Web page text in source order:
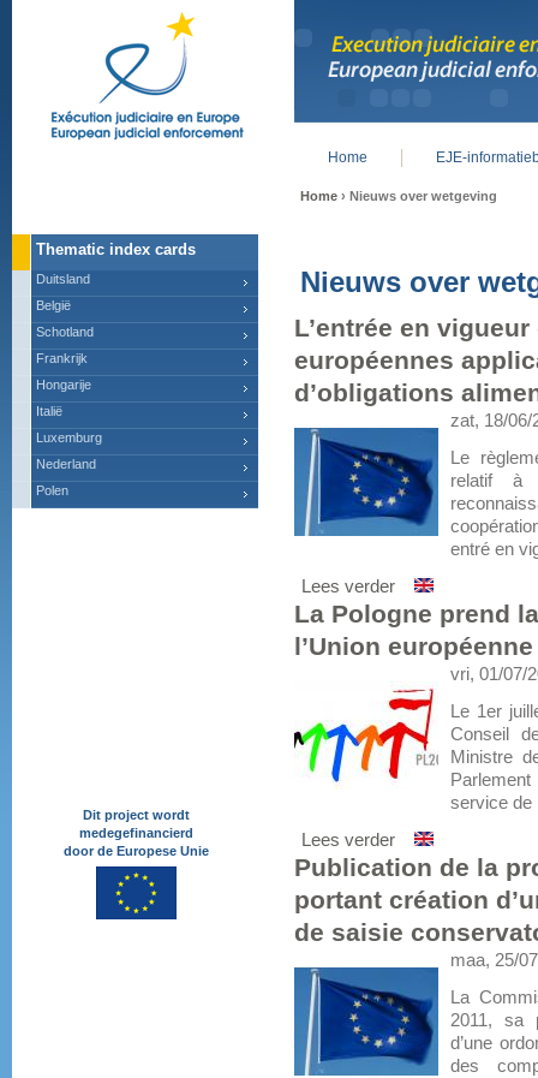
Home › Nieuws over wetgeving
Nieuws over
L’entrée en
européennes
d’obligations
zat, 18/06/
Le
relatif à
entré en
Lees verder
La Pologne prend
l’Union européenne
vri, 01/07/
Le 1er
Conseil
Ministre
service de
Lees verder
Publication de la
portant création
de saisie
maa, 25/
La
2011, sa
d’une
des
Home EJE-
Thematic index cards
Duitsland
België
Schotland
Frankrijk
Hongarije
Italië
Luxemburg
Nederland
Polen
Dit project wordt
medegefinancierd
door de Europese Unie